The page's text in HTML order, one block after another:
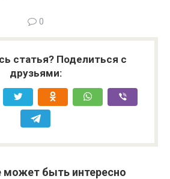
0
статья? Поделиться с
друзьями:
быть интересно